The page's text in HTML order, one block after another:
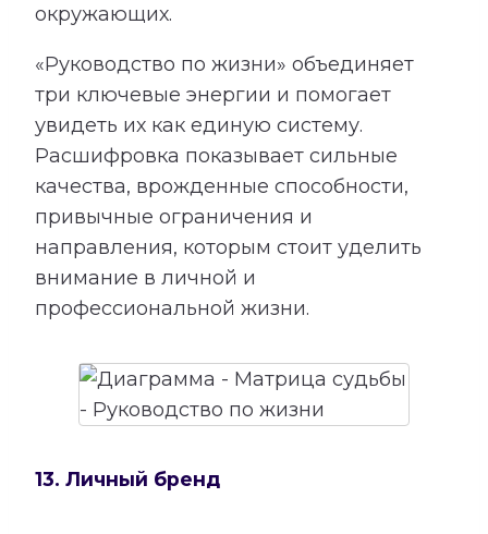
окружающих.
«Руководство по жизни» объединяет
три ключевые энергии и помогает
увидеть их как единую систему.
Расшифровка показывает сильные
качества, врожденные способности,
привычные ограничения и
направления, которым стоит уделить
внимание в личной и
профессиональной жизни.
13. Личный бренд